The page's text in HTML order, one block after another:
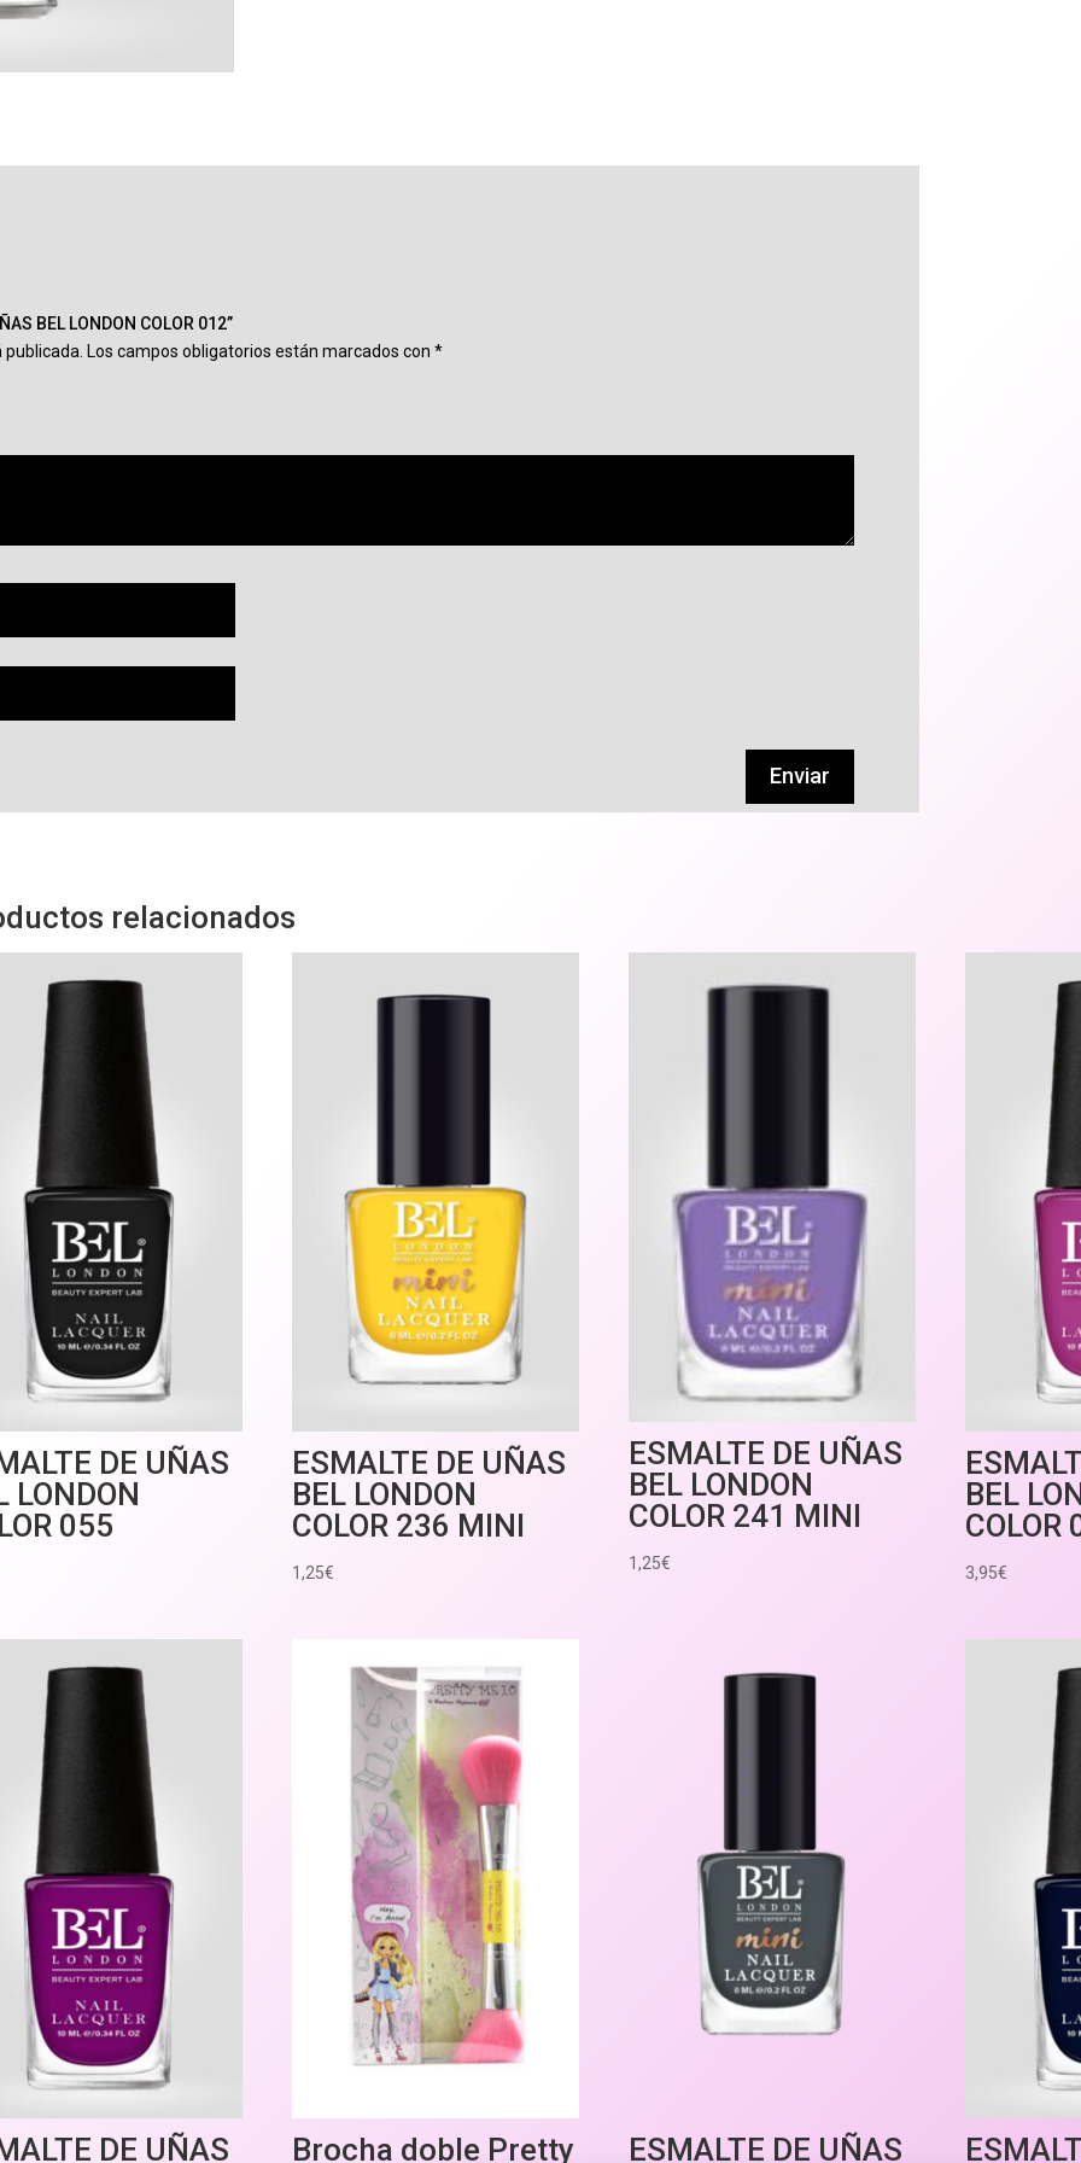
BEL LONDON COLOR 012”
Los campos obligatorios están marcados con*
Enviar
relacionados
DE UÑAS
LONDON
055
ESMALTE DE UÑAS
BEL LONDON
COLOR 236 MINI
1,25€
ESMALTE DE UÑAS
BEL LONDON
COLOR 241 MINI
1,25€
BEL
COLOR
3,95€
DE UÑAS Brocha doble Pretty ESMALTE DE UÑAS